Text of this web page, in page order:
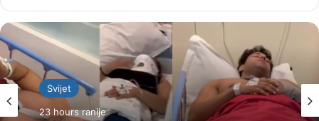
Svijet
23 hours ranije